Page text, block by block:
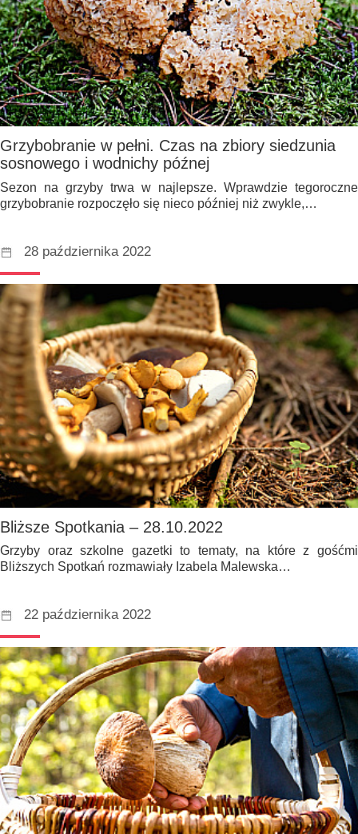
Grzybobranie w pełni. Czas na zbiory siedzunia
sosnowego i wodnichy późnej
Sezon na grzyby trwa w najlepsze. Wprawdzie tegoroczne
grzybobranie rozpoczęło się nieco później niż zwykle,…
28 października 2022
Bliższe Spotkania – 28.10.2022
Grzyby oraz szkolne gazetki to tematy, na które z gośćmi
Bliższych Spotkań rozmawiały Izabela Malewska…
22 października 2022